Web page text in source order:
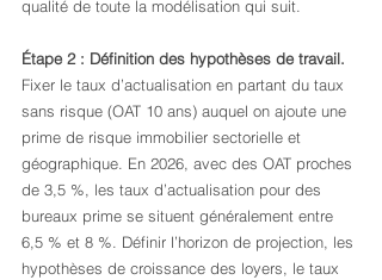
qualité de toute la modélisation qui suit.
Étape 2 : Définition des hypothèses de travail.
Fixer le taux d’actualisation en partant du taux
sans risque (OAT 10 ans) auquel on ajoute une
prime de risque immobilier sectorielle et
géographique. En 2026, avec des OAT proches
de 3,5 %, les taux d’actualisation pour des
bureaux prime se situent généralement entre
6,5 % et 8 %. Définir l’horizon de projection, les
hypothèses de croissance des loyers, le taux